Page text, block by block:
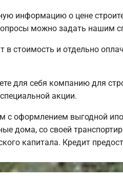
информацию о цене
можно задать нашим
в стоимость и отдельно
для себя компанию для
акции.
с оформлением выгодной
дома, со своей
капитала. Кредит